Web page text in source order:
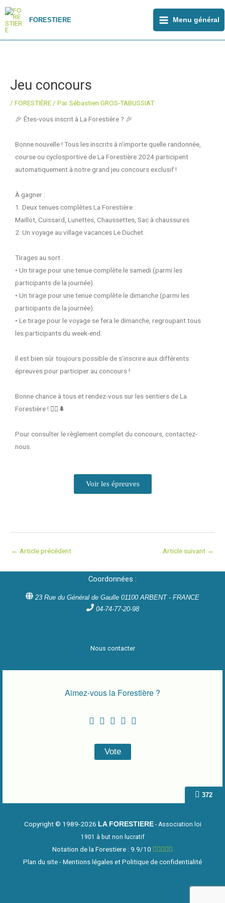
Aller
contenu
FORESTIERE
Main
Menu
Menu général
Jeu concours
/ FORESTIÈRE/ ParSébastien GROS-TABUSSIAT
🎉 Êtes-vous inscrit à La Forestière ? 🎉
Bonne nouvelle ! Tous les inscrits à n’importe quelle randonnée,
course ou cyclosportive de La Forestière 2024 participent
automatiquement à notre grand jeu concours exclusif !
À gagner :
1. Deux tenues complètes La Forestière :
Maillot, Cuissard, Lunettes, Chaussettes, Sac à chaussures
2. Un voyage au village vacances Le Duchet.
Tirages au sort :
• Un tirage pour une tenue complète le samedi (parmi les
participants de la journée).
• Un tirage pour une tenue complète le dimanche (parmi les
participants de la journée).
• Le tirage pour le voyage se fera le dimanche, regroupant tous
les participants du week-end.
Il est bien sûr toujours possible de s’inscrire aux différents
épreuves pour participer au concours!
Bonne chance à tous et rendez-vous sur les sentiers de La
Forestière ! 🚵‍♂️🌲
Pour consulter le règlement complet du concours, contactez-
nous.
Voir les épreuves
← Article précédent Article suivant →
Coordonnées :
23 Rue du Général de Gaulle 01100 ARBENT - FRANCE
04-74-77-20-98
Nous contacter
372
Aimez-vous la Forestière ?
Copyright © 1989-2026 LA FORESTIERE- Association loi
1901 à but non lucratif
Notation de la Forestiere : 9.9/10
Plan du site-Mentions légales et Politique de confidentialité